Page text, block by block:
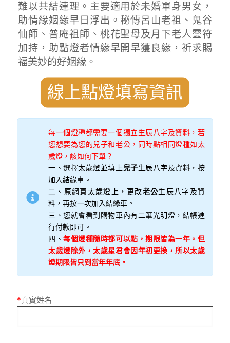
難以共結連理。主要適用於未婚單身男女，
助情緣姻緣早日浮出。秘傳呂山老祖、鬼谷
仙師、普庵祖師、桃花聖母及月下老人靈符
加持，助點燈者情緣早開早獲良緣，祈求賜
福美妙的好姻緣。
線上點燈填寫資訊
每一個燈種都需要一個獨立生辰八字及資料，若
您想要為您的兒子和老公，同時點相同燈種如太
歲燈，該如何下單？
一、選擇太歲燈並填上 兒子生辰八字及資料，按
加入結緣車。
二、原網頁太歲燈上，更改老公生辰八字及資
料，再按一次加入結緣車。
三、您就會看到購物車內有二筆光明燈，結帳進
行付款即可。
四、每個燈種隨時都可以點，期限皆為一年。但
太歲燈除外，太歲星君會因年初更換，所以太歲
燈期限皆只到當年年底。
*真實姓名